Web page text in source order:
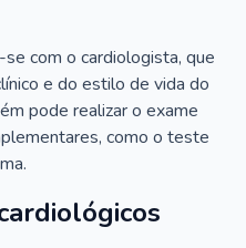
com o cardiologista, que
e do estilo de vida do
pode realizar o exame
como o teste